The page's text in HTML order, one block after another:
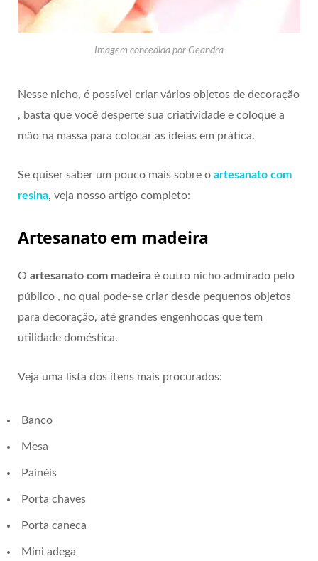
Imagem concedida por Geandra
Nesse nicho, é possível criar vários objetos de decoração
, basta que você desperte sua criatividade e coloque a
mão na massa para colocar as ideias em prática.
Se quiser saber um pouco mais sobre o artesanato com
resina, veja nosso artigo completo:
Artesanato em madeira
O artesanato com madeira é outro nicho admirado pelo
público , no qual pode-se criar desde pequenos objetos
para decoração, até grandes engenhocas que tem
utilidade doméstica.
Veja uma lista dos itens mais procurados:
Banco
Mesa
Painéis
Porta chaves
Porta caneca
Mini adega